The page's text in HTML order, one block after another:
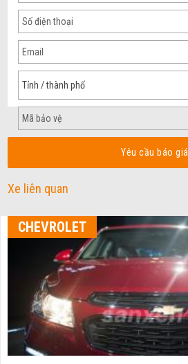
Tỉnh / thành phố
Yêu cầu báo giá
Xe liên quan
CHEVROLET